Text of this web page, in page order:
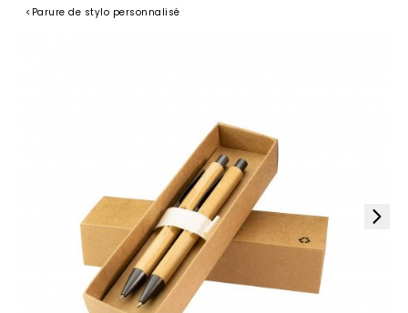
< Parure de stylo personnalisé